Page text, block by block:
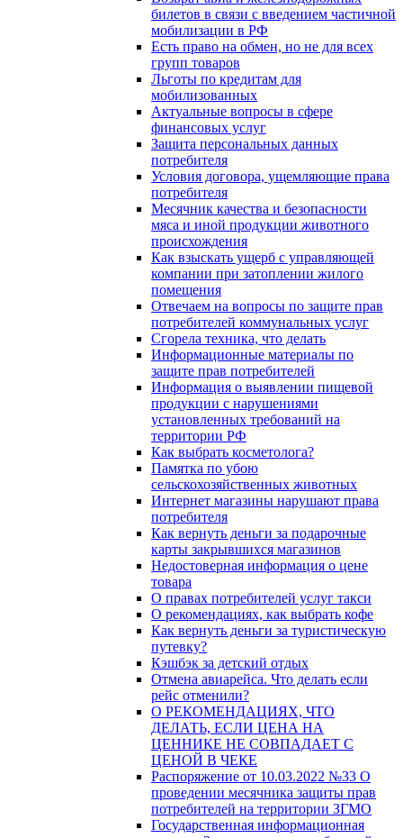
билетов в связи с введением частичной
мобилизации в РФ
Есть право на обмен, но не для всех
групп товаров
Льготы по кредитам для
мобилизованных
Актуальные вопросы в сфере
финансовых услуг
Защита персональных данных
потребителя
Условия договора, ущемляющие права
потребителя
Месячник качества и безопасности
мяса и иной продукции животного
происхождения
Как взыскать ущерб с управляющей
компании при затоплении жилого
помещения
Отвечаем на вопросы по защите прав
потребителей коммунальных услуг
Сгорела техника, что делать
Информационные материалы по
защите прав потребителей
Информация о выявлении пищевой
продукции с нарушениями
установленных требований на
территории РФ
Как выбрать косметолога?
Памятка по убою
сельскохозяйственных животных
Интернет магазины нарушают права
потребителя
Как вернуть деньги за подарочные
карты закрывшихся магазинов
Недостоверная информация о цене
товара
О правах потребителей услуг такси
О рекомендациях, как выбрать кофе
Как вернуть деньги за туристическую
путевку?
Кэшбэк за детский отдых
Отмена авиарейса. Что делать если
рейс отменили?
О РЕКОМЕНДАЦИЯХ, ЧТО
ДЕЛАТЬ, ЕСЛИ ЦЕНА НА
ЦЕННИКЕ НЕ СОВПАДАЕТ С
ЦЕНОЙ В ЧЕКЕ
Распоряжение от 10.03.2022 №33 О
проведении месячника защиты прав
потребителей на территории ЗГМО
Государственная информационная